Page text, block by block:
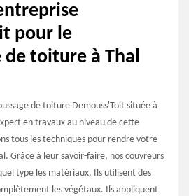
pour le
de toiture à Thal
de toiture Demouss'Toit située à
en travaux au niveau de cette
tous les techniques pour rendre votre
Grâce à leur savoir-faire, nos couvreurs
type les matériaux. Ils utilisent des
les végétaux. Ils appliquent